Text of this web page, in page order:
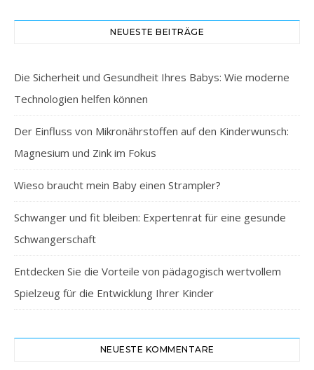
NEUESTE BEITRÄGE
Die Sicherheit und Gesundheit Ihres Babys: Wie moderne
Technologien helfen können
Der Einfluss von Mikronährstoffen auf den Kinderwunsch:
Magnesium und Zink im Fokus
Wieso braucht mein Baby einen Strampler?
Schwanger und fit bleiben: Expertenrat für eine gesunde
Schwangerschaft
Entdecken Sie die Vorteile von pädagogisch wertvollem
Spielzeug für die Entwicklung Ihrer Kinder
NEUESTE KOMMENTARE